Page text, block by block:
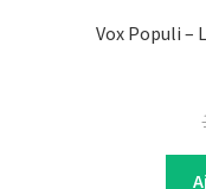
Vox Populi –